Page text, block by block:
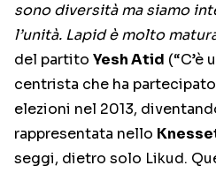
sono diversità ma siamo
l’unità. Lapid è molto
del partito Yesh Atid (“C’è
centrista che ha
elezioni nel 2013,
rappresentata nello
seggi, dietro solo Likud.